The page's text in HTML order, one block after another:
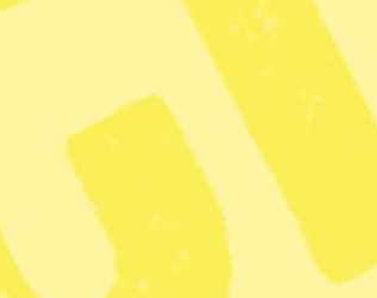
är belägna högst upp i huset.
ANNONS
Mediehuset Grönt med redaktionerna
Landets Fria Syre har flytta till